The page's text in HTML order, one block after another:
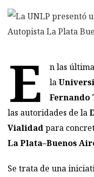
E
n las
la
Fernando
las autoridades de la
Vialidadpara
La Plata–Buenos
Se trata de una